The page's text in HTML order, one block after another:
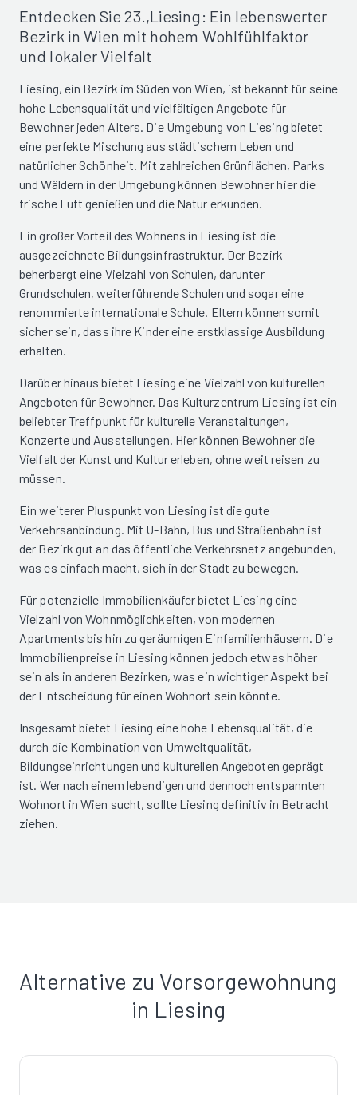
Entdecken Sie 23.,Liesing: Ein lebenswerter
Bezirk in Wien mit hohem Wohlfühlfaktor
und lokaler Vielfalt
Liesing, ein Bezirk im Süden von Wien, ist bekannt für seine
hohe Lebensqualität und vielfältigen Angebote für
Bewohner jeden Alters. Die Umgebung von Liesing bietet
eine perfekte Mischung aus städtischem Leben und
natürlicher Schönheit. Mit zahlreichen Grünflächen, Parks
und Wäldern in der Umgebung können Bewohner hier die
frische Luft genießen und die Natur erkunden.
Ein großer Vorteil des Wohnens in Liesing ist die
ausgezeichnete Bildungsinfrastruktur. Der Bezirk
beherbergt eine Vielzahl von Schulen, darunter
Grundschulen, weiterführende Schulen und sogar eine
renommierte internationale Schule. Eltern können somit
sicher sein, dass ihre Kinder eine erstklassige Ausbildung
erhalten.
Darüber hinaus bietet Liesing eine Vielzahl von kulturellen
Angeboten für Bewohner. Das Kulturzentrum Liesing ist ein
beliebter Treffpunkt für kulturelle Veranstaltungen,
Konzerte und Ausstellungen. Hier können Bewohner die
Vielfalt der Kunst und Kultur erleben, ohne weit reisen zu
müssen.
Ein weiterer Pluspunkt von Liesing ist die gute
Verkehrsanbindung. Mit U-Bahn, Bus und Straßenbahn ist
der Bezirk gut an das öffentliche Verkehrsnetz angebunden,
was es einfach macht, sich in der Stadt zu bewegen.
Für potenzielle Immobilienkäufer bietet Liesing eine
Vielzahl von Wohnmöglichkeiten, von modernen
Apartments bis hin zu geräumigen Einfamilienhäusern. Die
Immobilienpreise in Liesing können jedoch etwas höher
sein als in anderen Bezirken, was ein wichtiger Aspekt bei
der Entscheidung für einen Wohnort sein könnte.
Insgesamt bietet Liesing eine hohe Lebensqualität, die
durch die Kombination von Umweltqualität,
Bildungseinrichtungen und kulturellen Angeboten geprägt
ist. Wer nach einem lebendigen und dennoch entspannten
Wohnort in Wien sucht, sollte Liesing definitiv in Betracht
ziehen.
Alternative zu Vorsorgewohnung
in Liesing